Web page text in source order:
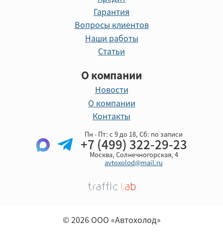
Гарантия
Вопросы клиентов
Наши работы
Статьи
О компании
Новости
О компании
Контакты
Пн - Пт: с 9 до 18, Cб: по записи
+7 (499) 322-29-23
Москва, Солнечногорская, 4
avtoxolod@mail.ru
© 2026 ООО «Автохолод»